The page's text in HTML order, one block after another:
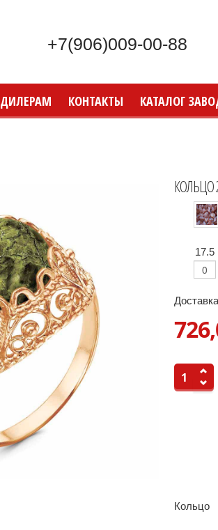
+7(906)009-00-88
ДИЛЕРАМ КОНТАКТЫ КАТАЛОГ
КОЛЬЦО
17.5
Кольцо